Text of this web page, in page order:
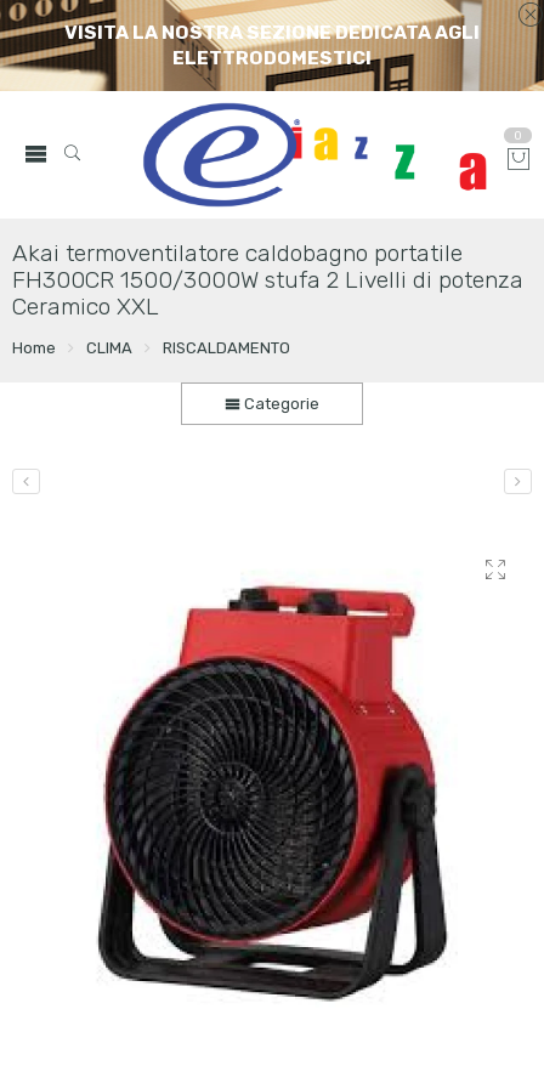
VISITA LA NOSTRA SEZIONE DEDICATA AGLI
ELETTRODOMESTICI
0
Akai termoventilatore caldobagno portatile
FH300CR 1500/3000W stufa 2 Livelli di potenza
Ceramico XXL
Home CLIMA RISCALDAMENTO
Categorie